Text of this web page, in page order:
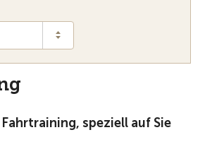
speziell auf Sie